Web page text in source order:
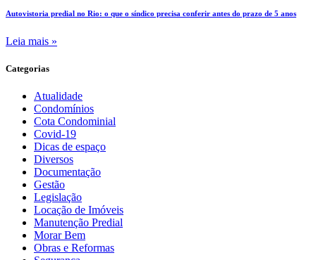
Autovistoria predial no Rio: o que o síndico precisa conferir antes do prazo de 5 anos
Leia mais »
Categorias
Atualidade
Condomínios
Cota Condominial
Covid-19
Dicas de espaço
Diversos
Documentação
Gestão
Legislação
Locação de Imóveis
Manutenção Predial
Morar Bem
Obras e Reformas